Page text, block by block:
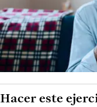
Hacer este